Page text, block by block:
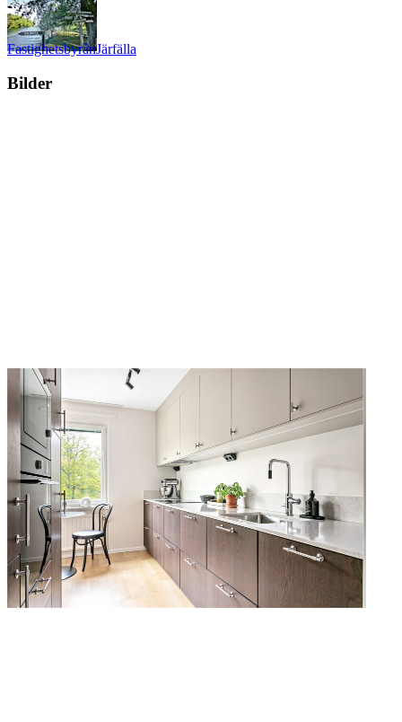
FastighetsbyrånJärfälla
Bilder